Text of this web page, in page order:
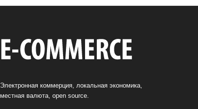
Электронная коммерция, локальная экономика,
местная валюта, open source.